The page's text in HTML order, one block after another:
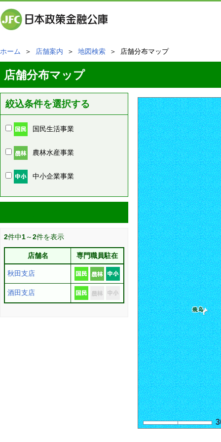
ホーム ＞ 店舗案内 ＞ 地図検索 ＞ 店舗分布マップ
店舗分布マップ
絞込条件を選択する
国民生活事業
農林水産事業
中小企業事業
2件中1～2件を表示
店舗名 専門職員駐在
秋田支店
酒田支店